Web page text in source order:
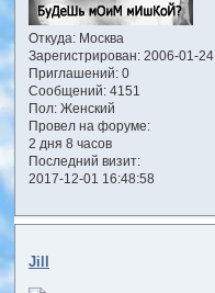
Откуда:Москва
Зарегистрирован: 2006-01-24
Приглашений:0
Сообщений:4151
Пол:Женский
Провел на форуме:
2 дня 8 часов
Последний визит:
2017-12-01 16:48:58
Jill